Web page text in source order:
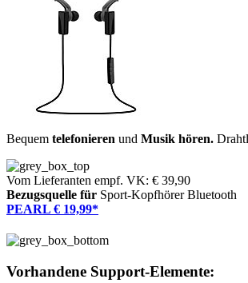
Bequem telefonieren und Musik hören.
Vom Lieferanten empf. VK: € 39,90
Bezugsquelle für Sport-Kopfhörer Bluetooth
PEARL € 19,99*
Vorhandene Support-Elemente: